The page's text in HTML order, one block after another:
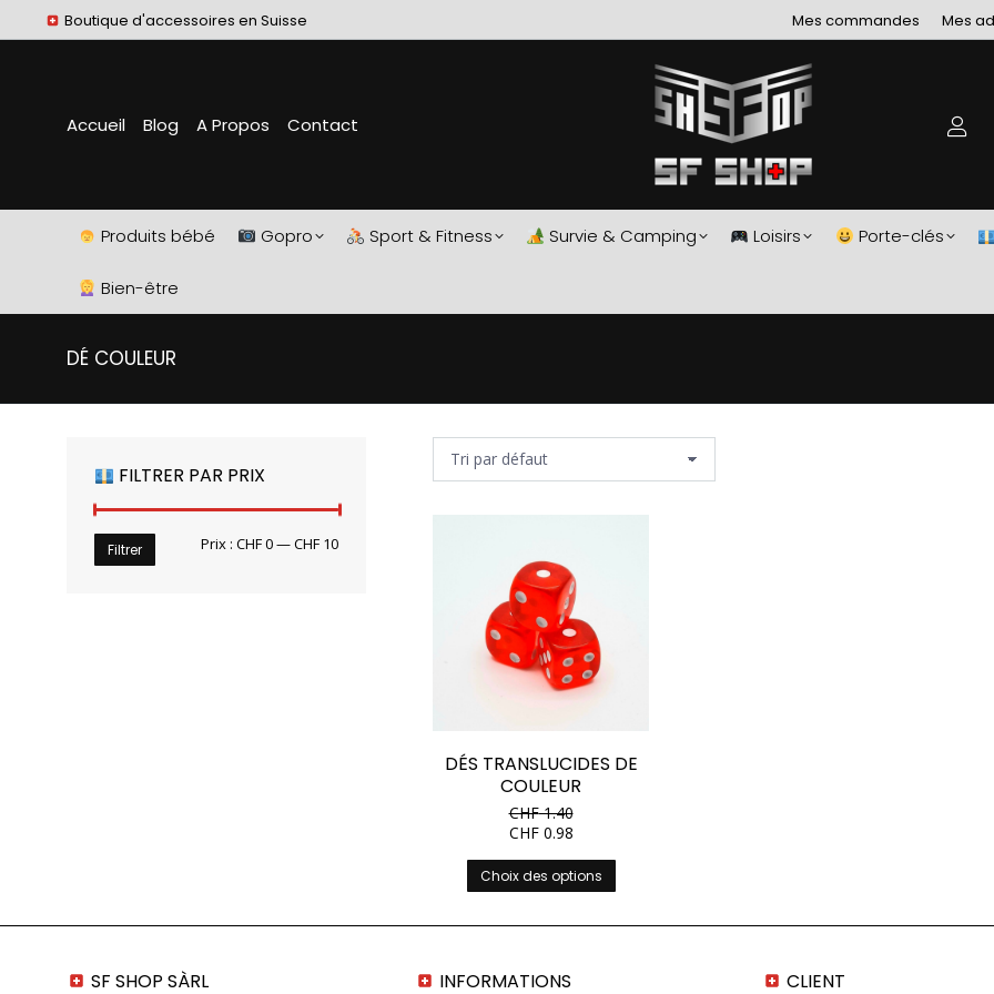
Boutique d'accessoires en Suisse Mes commandes Mes
Accueil Blog A Propos Contact
Produits bébé Gopro Sport & Fitness Survie & Camping Loisirs Porte-clés
Bien-être
DÉ COULEUR
DÉS TRANSLUCIDES DE
COULEUR
CHF1.40
CHF0.98
Choix des options
Ce
produit
plusieurs
FILTRER PAR PRIX
Prix
Prix
Filtrer Prix : CHF 0—CHF 10
SF SHOP SÀRL INFORMATIONS CLIENT